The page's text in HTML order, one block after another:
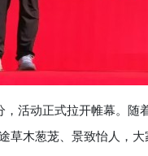
动正式拉开帷幕。随着
草木葱茏、景致怡人，